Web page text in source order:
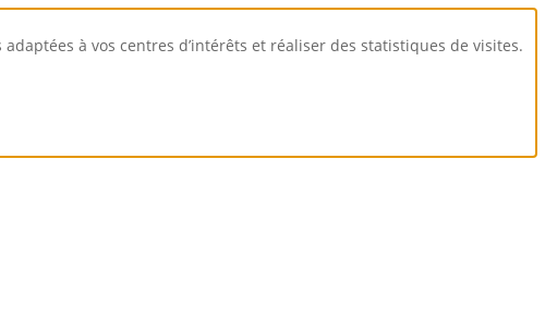
à vos centres d’intérêts et réaliser des statistiques de visites.